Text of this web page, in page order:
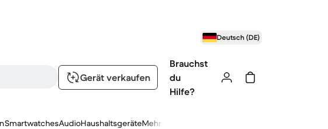
Deutsch (DE)
Gerät verkaufen
Brauchst
du
Hilfe?
SmartwatchesAudioHaushaltsgeräteMehr